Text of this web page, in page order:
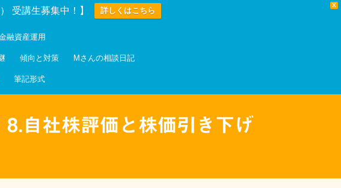
X
受講生募集中！】 詳しくはこちら
融資産運用
傾向と対策 Mさんの相談日記
筆記形式
自社株評価と株価引き下げ